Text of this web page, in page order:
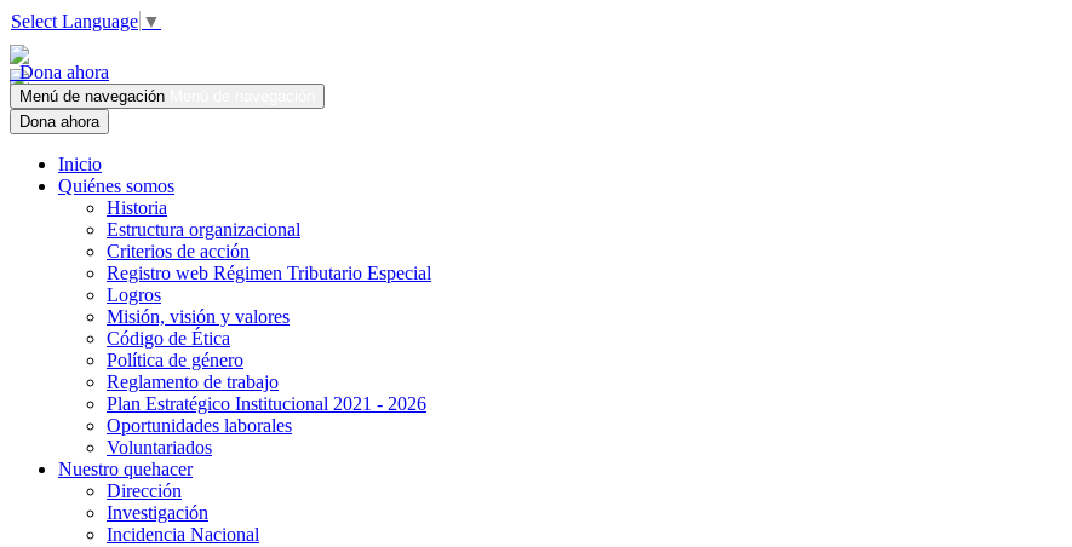
Select Language ▼
Dona ahora
Menú de navegación
Dona ahora
Inicio
Quiénes somos
Historia
Estructura organizacional
Criterios de acción
Registro web Régimen Tributario Especial
Logros
Misión, visión y valores
Código de Ética
Política de género
Reglamento de trabajo
Plan Estratégico Institucional 2021 - 2026
Oportunidades laborales
Voluntariados
Nuestro quehacer
Dirección
Investigación
Incidencia Nacional